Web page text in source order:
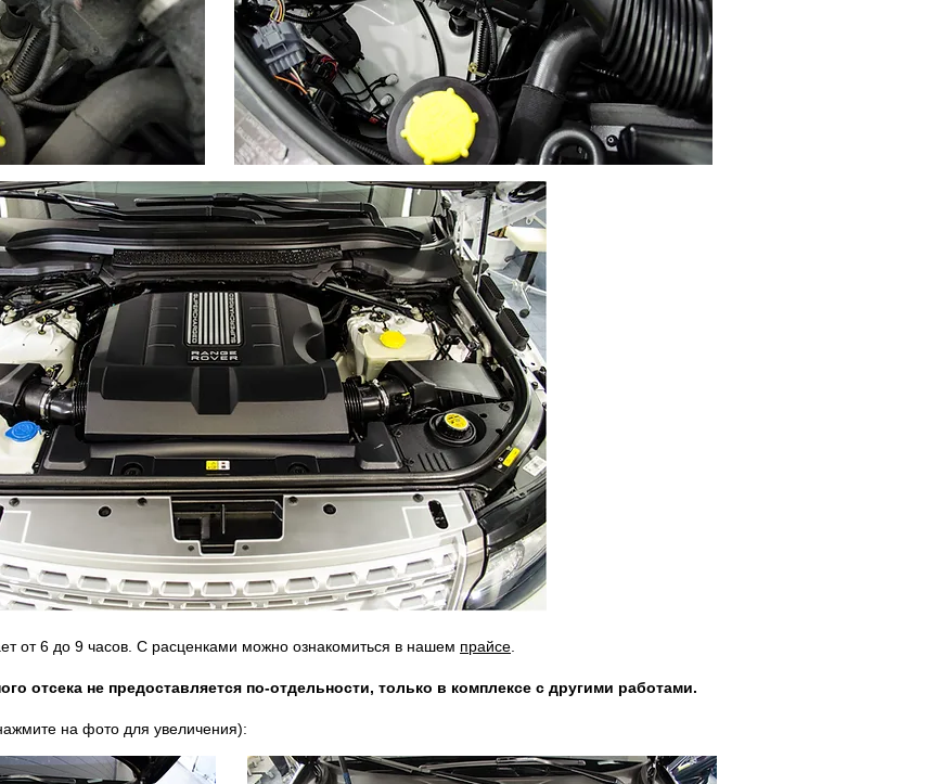
от 6 до 9 часов. С расценками можно ознакомиться в нашем прайсе
отсека не предоставляется по-отдельности, только в комплексе с другими работами.
на фото для увеличения):